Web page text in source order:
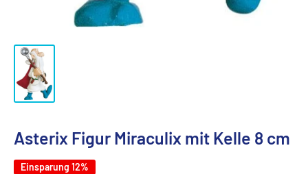
Asterix Figur Miraculix mit Kelle 8 cm
Einsparung 12%